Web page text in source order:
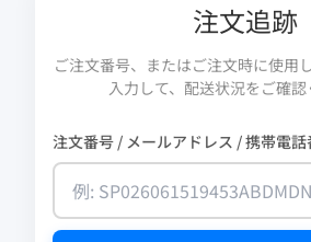
注文追跡
ご注文番号、またはご注文時に使用
入力して、配送状況をご確認
注文番号 / メールアドレス / 携帯電話